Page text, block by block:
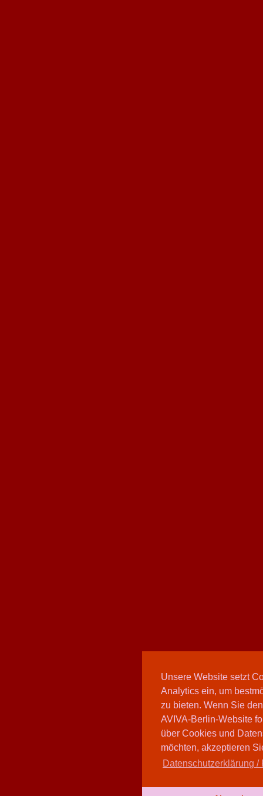
Unsere Website setzt
Analytics ein, um
zu bieten. Wenn Sie
AVIVA-Berlin-Website
über Cookies und
möchten, akzeptieren
Datenschutzerklärung /